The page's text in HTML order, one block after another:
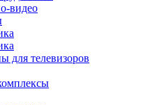
видео
для телевизоров